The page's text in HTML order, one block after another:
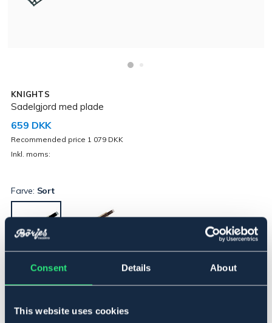
Consent Details About
This website uses cookies
KNIGHTS
Sadelgjord med plade
659 DKK
Recommended price 1 079 DKK
Inkl. moms:
Farve: Sort
Udsolgt online